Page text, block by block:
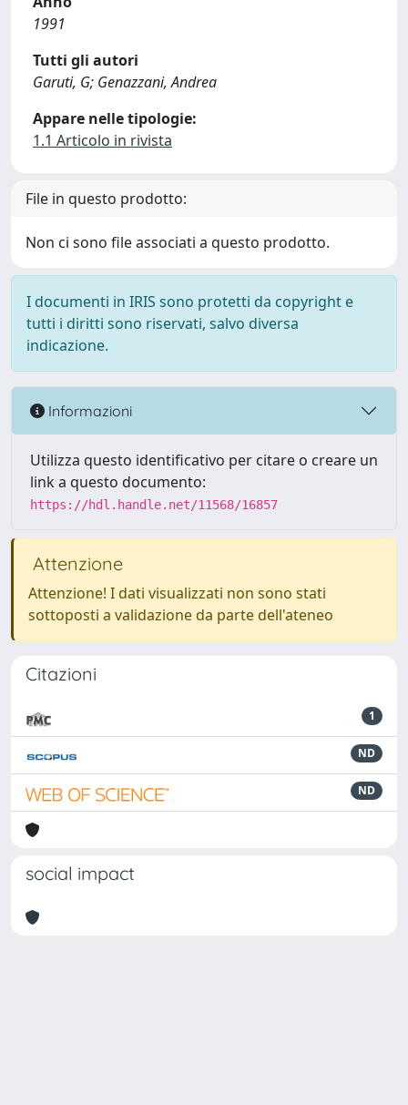
1991
Tutti gli autori
Garuti, G; Genazzani, Andrea
Appare nelle tipologie:
1.1 Articolo in rivista
File in questo prodotto:
Non ci sono file associati a questo prodotto.
I documenti in IRIS sono protetti da copyright e
tutti i diritti sono riservati, salvo diversa
indicazione.
Informazioni
Utilizza questo identificativo per citare o creare un
link a questo documento:
https://hdl.handle.net/11568/16857
Attenzione
Attenzione! I dati visualizzati non sono stati
sottoposti a validazione da parte dell'ateneo
Citazioni
1
ND
ND
social impact